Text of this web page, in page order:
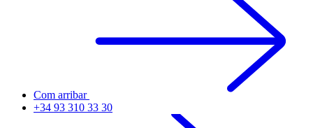
Com arribar
+34 93 310 33 30